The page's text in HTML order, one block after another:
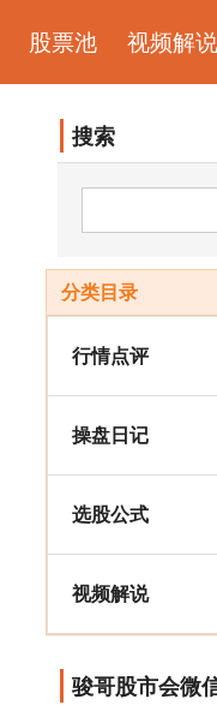
股票池 视频解说
搜索
分类目录
行情点评
操盘日记
选股公式
视频解说
骏哥股市会微